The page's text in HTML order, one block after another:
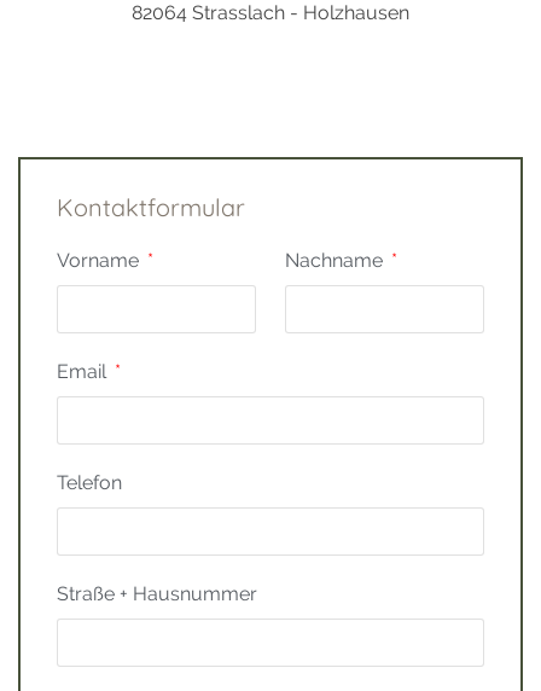
82064 Strasslach - Holzhausen
Kontaktformular
Vorname Nachname
Email
Telefon
Straße + Hausnummer